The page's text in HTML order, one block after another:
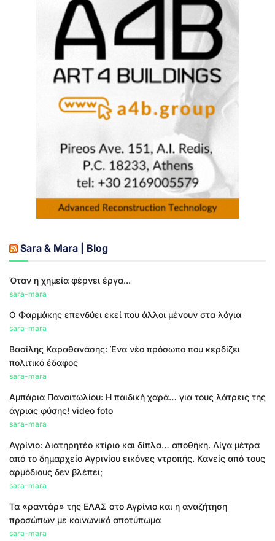
Sara & Mara | Blog
Όταν η χημεία φέρνει έργα...
sara-mara
Ο Φαρμάκης επενδύει εκεί που άλλοι μένουν στα λόγια
sara-mara
Βασίλης Καραθανάσης: Ένα νέο πρόσωπο που κερδίζει
πολιτικό έδαφος
sara-mara
Αμπάρια Παναιτωλίου: Η παιδική χαρά… για τους λάτρεις της
άγριας φύσης! video foto
sara-mara
Αγρίνιο: Διατηρητέο κτίριο και δίπλα… αποθήκη. Λίγα μέτρα
από το δημαρχείο Αγρινίου εικόνες ντροπής. Κανείς από τους
αρμόδιους δεν βλέπει;
sara-mara
Τα «ραντάρ» της ΕΛΑΣ στο Αγρίνιο και η αναζήτηση
προσώπων με κοινωνικό αποτύπωμα
sara-mara